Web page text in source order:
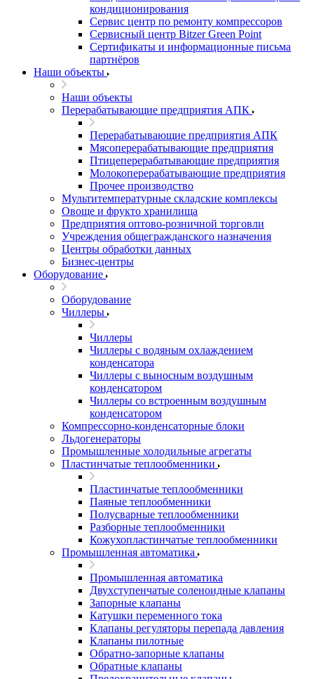
кондиционирования
Сервис центр по ремонту компрессоров
Сервисный центр Bitzer Green Point
Сертификаты и информационные письма
партнёров
Наши объекты
Наши объекты
Перерабатывающие предприятия АПК
Перерабатывающие предприятия АПК
Мясоперерабатывающие предприятия
Птицеперерабатывающие предприятия
Молокоперерабатывающие предприятия
Прочее производство
Мультитемпературные складские комплексы
Овоще и фрукто хранилища
Предприятия оптово-розничной торговли
Учреждения общегражданского назначения
Центры обработки данных
Бизнес-центры
Оборудование
Оборудование
Чиллеры
Чиллеры
Чиллеры с водяным охлаждением
конденсатора
Чиллеры с выносным воздушным
конденсатором
Чиллеры со встроенным воздушным
конденсатором
Компрессорно-конденсаторные блоки
Льдогенераторы
Промышленные холодильные агрегаты
Пластинчатые теплообменники
Пластинчатые теплообменники
Паяные теплообменники
Полусварные теплообменники
Разборные теплообменники
Кожухопластинчатые теплообменники
Промышленная автоматика
Промышленная автоматика
Двухступенчатые соленоидные клапаны
Запорные клапаны
Катушки переменного тока
Клапаны регуляторы перепада давления
Клапаны пилотные
Обратно-запорные клапаны
Обратные клапаны